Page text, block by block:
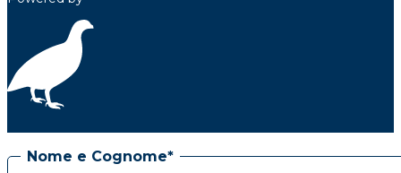
Nome e Cognome*